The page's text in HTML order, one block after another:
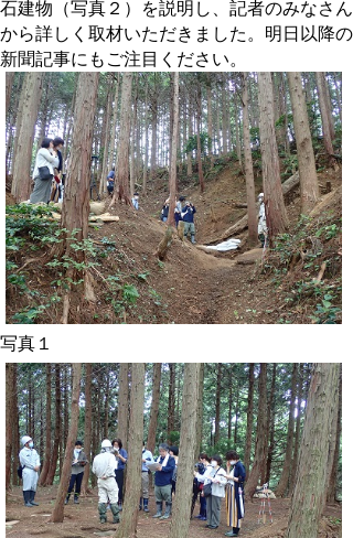
石建物（写真２）を説明し、記者のみなさん
から詳しく取材いただきました。明日以降の
新聞記事にもご注目ください。
写真１